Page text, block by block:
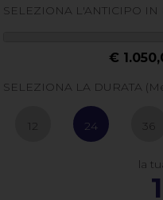
SELEZIONA L'ANTICIPO IN
€
SELEZIONA LA DURATA
12 24 36
la